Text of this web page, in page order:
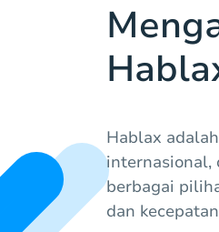
Hablax
internasional,
berbagai
dan